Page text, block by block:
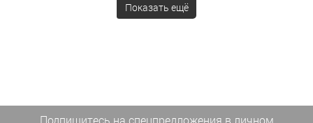
Показать ещё
Подпишитесь на спецпредложения в личном